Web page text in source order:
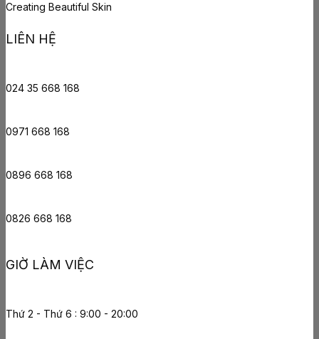
Creating Beautiful Skin
LIÊN HỆ
024 35 668 168
0971 668 168
0896 668 168
0826 668 168
GIỜ LÀM VIỆC
Thứ 2 - Thứ 6 : 9:00 - 20:00